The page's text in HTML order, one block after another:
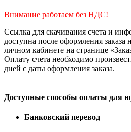
Внимание работаем без НДС!
Ссылка для скачивания счета и
доступна после оформления заказа
личном кабинете на странице
Оплату счета необходимо
дней с даты оформления заказа.
Доступные способы оплаты для
Банковский перевод